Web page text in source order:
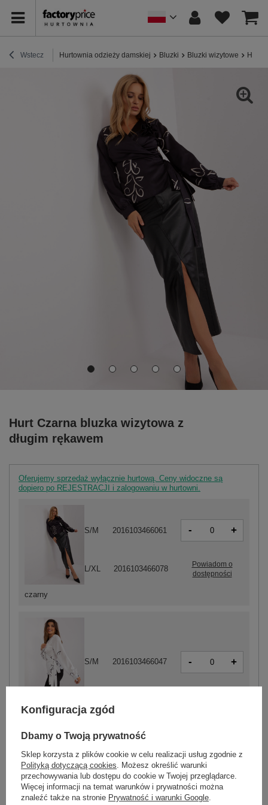
Wstecz Hurtownia odzieży damskiej Bluzki Bluzki wizytowe Hurt
Hurt Czarna bluzka wizytowa z
długim rękawem
Oferujemy sprzedaż wyłącznie hurtową. Ceny widoczne są
dopiero po REJESTRACJI i zalogowaniu w hurtowni.
biały
S/M 2016103466047 - +
czarny
S/M 2016103466061 - +
L/XL 2016103466078
Powiadom o
dostępności
ZALOGUJ SIĘ I ZOBACZ CENĘ
Masz pytanie? Chętnie pomożemy.
Zadzwoń+48 601 547 740 Zadaj pytanie
Konfiguracja zgód
Dbamy o Twoją prywatność
Sklep korzysta z plików cookie w celu realizacji usług zgodnie z
Polityką dotyczącą cookies. Możesz określić warunki
przechowywania lub dostępu do cookie w Twojej przeglądarce.
Więcej informacji na temat warunków i prywatności można
znaleźć także na stronie Prywatność i warunki Google.